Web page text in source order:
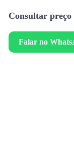
Consultar preço
Falar no